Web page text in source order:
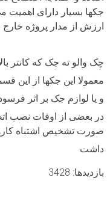
جکها بسیار دارای اهمیت
ارزش از مدار پروژه
چک والو ته جک که کانتر
معمولا این جکها از این
و یا لوازم جک بر اثر
در بعضی از اوقات نصب
صورت تشخیص اشتباه
داشت
بازدیدها: 3428